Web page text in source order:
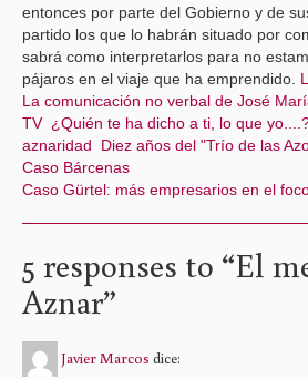
entonces por parte del Gobierno y de
partido los que lo habrán situado por
sabrá como interpretarlos para no
pájaros en el viaje que ha emprendido.
La comunicación no verbal de José
TV ¿Quién te ha dicho a ti, lo que
aznaridad
Diez años del "Trío de las
Caso Bárcenas
Caso Gürtel: más empresarios en el
5 responses to “El
Aznar”
Javier Marcos dice: